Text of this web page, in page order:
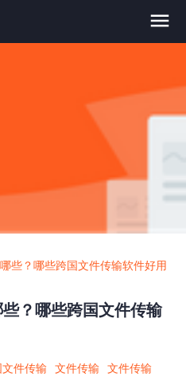
些？哪些跨国文件传输软件好用
？哪些跨国文件传输
文件传输 文件传输 文件传输